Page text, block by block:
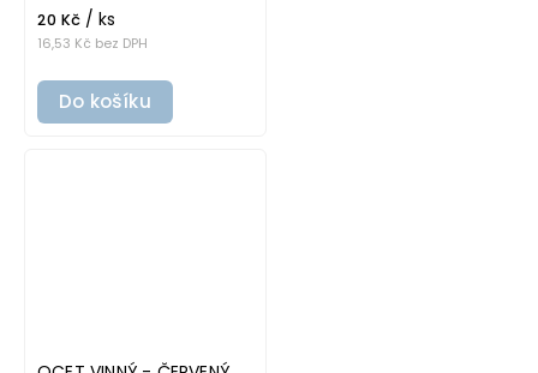
16,53 Kč bez DPH
20 Kč / ks
Do košíku